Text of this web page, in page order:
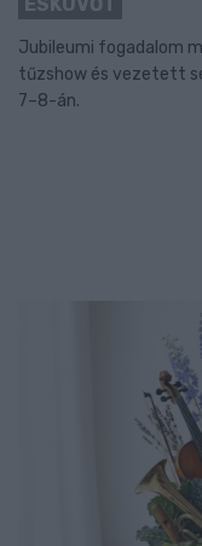
Jubileumi fogadalom
tűzshow és vezetett
7–8-án.